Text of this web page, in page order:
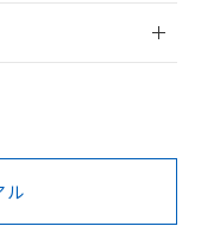
、以下を必ずお読
型式承認
KR型式
ル